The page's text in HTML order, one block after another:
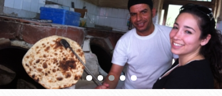
השוק הוא ספר היסטוריה, ומפגש עם הרוכלים
מלמד יותר מאלפי מילים כתובות...
סיור קולינרי - חטאים טעימים